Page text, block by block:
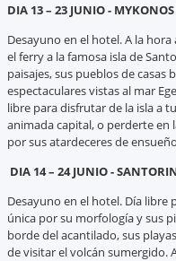
DIA 13 – 23 JUNIO -
Desayuno en el hotel. A la
el ferry a la famosa isla de
paisajes, sus pueblos de casas
espectaculares vistas al mar
libre para disfrutar de la isla a
animada capital, o perderte en
por sus atardeceres de
DIA 14 – 24 JUNIO -
Desayuno en el hotel. Día libre
única por su morfología y sus
borde del acantilado, sus
de visitar el volcán sumergido.